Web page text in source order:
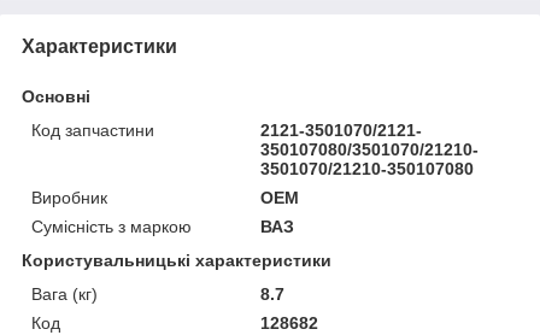
Характеристики
Основні
Код запчастини
2121-3501070/2121-
350107080/3501070/21210-
3501070/21210-350107080
Виробник
OEM
Сумісність з маркою
ВАЗ
Користувальницькі характеристики
Вага (кг)
8.7
Код
128682